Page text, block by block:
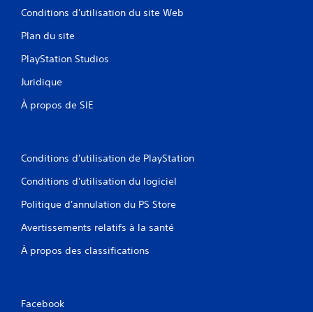
Conditions d'utilisation du site Web
Plan du site
PlayStation Studios
Juridique
À propos de SIE
Conditions d'utilisation de PlayStation
Conditions d'utilisation du logiciel
Politique d'annulation du PS Store
Avertissements relatifs à la santé
À propos des classifications
Facebook